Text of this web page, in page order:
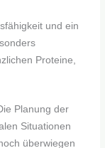
und ein
Proteine,
Planung der
Situationen
überwiegen